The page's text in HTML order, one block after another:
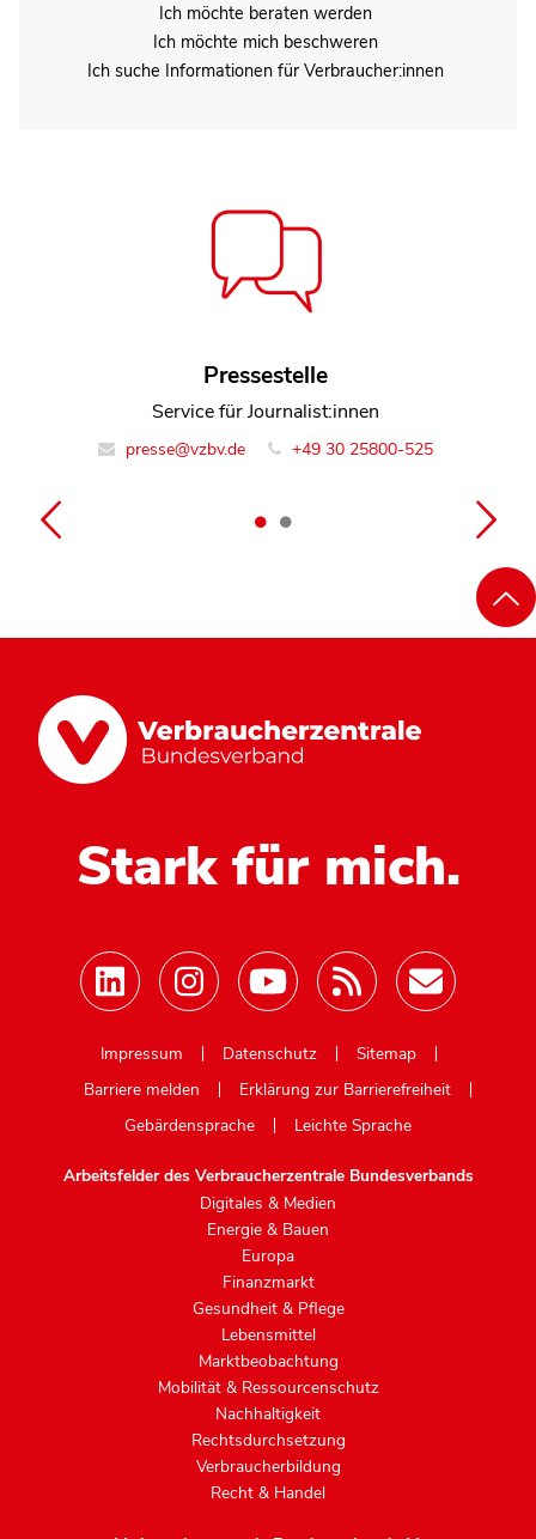
Ich möchte beraten werden
Ich möchte mich beschweren
Ich suche Informationen für Verbraucher:innen
Pressestelle
Service für Journalist:innen
presse@vzbv.de +49 30 25800-525
Dr. Vera Fricke
Leiterin Team Verbraucherbildung
verbraucherbildung@vzbv.de +49 30 25800-0
Stark für mich.
Impressum
Datenschutz
Sitemap
Barriere melden
Erklärung zur Barrierefreiheit
Gebärdensprache
Leichte Sprache
Arbeitsfelder des Verbraucherzentrale Bundesverbands
Digitales & Medien
Energie & Bauen
Europa
Finanzmarkt
Gesundheit & Pflege
Lebensmittel
Marktbeobachtung
Mobilität & Ressourcenschutz
Nachhaltigkeit
Rechtsdurchsetzung
Verbraucherbildung
Recht & Handel